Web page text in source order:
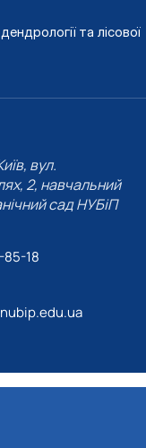
та лісової
вул.
2, навчальний
сад НУБіП
18